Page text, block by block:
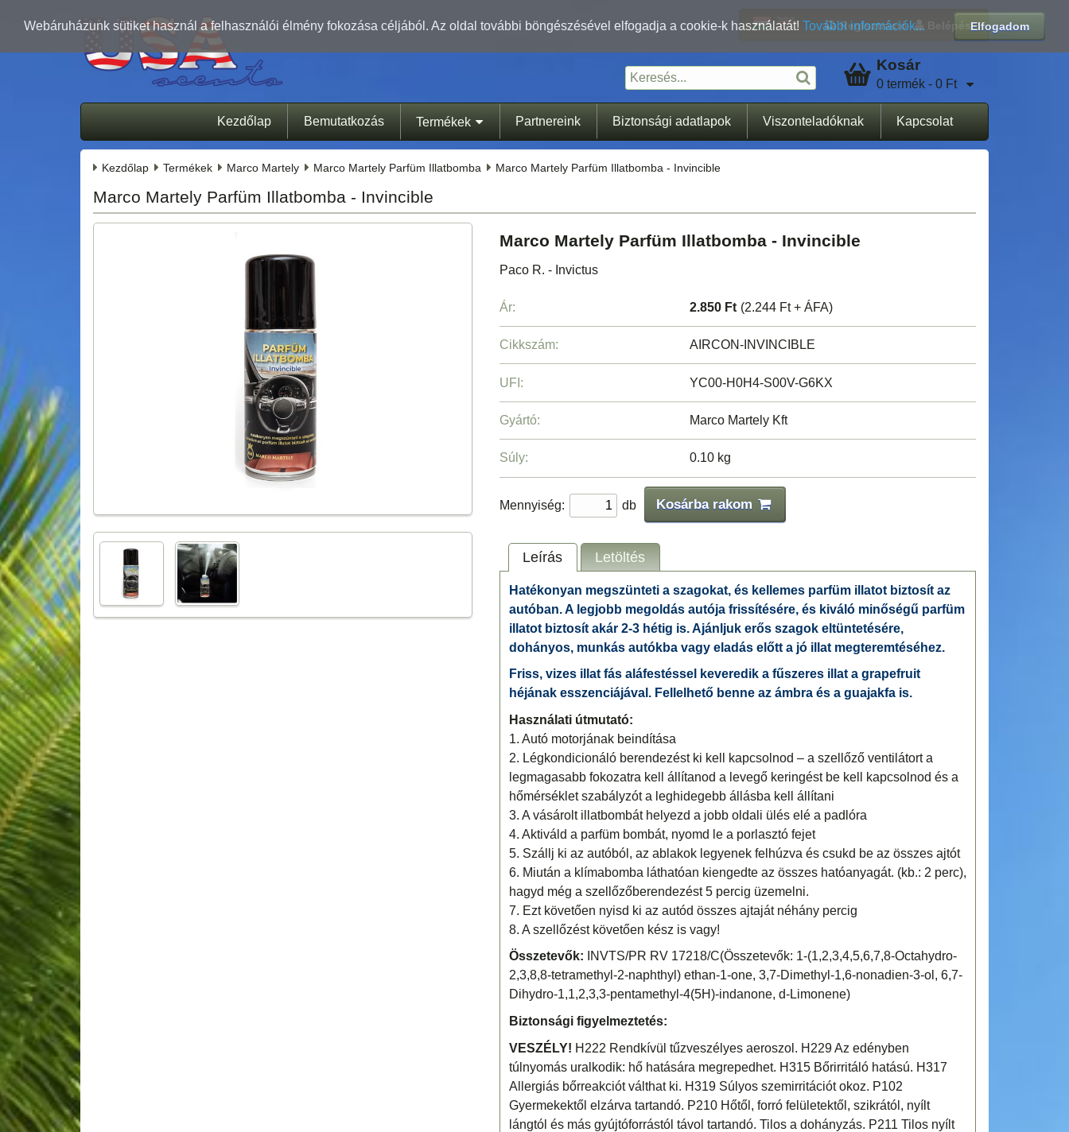
Elfogadom
Webáruházunk sütiket használ a felhasználói élmény fokozása céljából. Az oldal további böngészésével elfogadja a cookie-k használatát! További információk...
Regisztráció Belépés
Kosár
0 termék - 0 Ft
Kezdőlap Bemutatkozás Termékek Partnereink Biztonsági adatlapok Viszonteladóknak Kapcsolat
Kezdőlap Termékek Marco Martely Marco Martely Parfüm Illatbomba Marco Martely Parfüm Illatbomba - Invincible
Marco Martely Parfüm Illatbomba - Invincible
Marco Martely Parfüm Illatbomba - Invincible
Paco R. - Invictus
Ár: 2.850 Ft (2.244 Ft + ÁFA)
Cikkszám: AIRCON-INVINCIBLE
UFI: YC00-H0H4-S00V-G6KX
Gyártó: Marco Martely Kft
Súly: 0.10 kg
Mennyiség: db Kosárba rakom
Leírás Letöltés
Hatékonyan megszünteti a szagokat, és kellemes parfüm illatot biztosít az
autóban. A legjobb megoldás autója frissítésére, és kiváló minőségű parfüm
illatot biztosít akár 2-3 hétig is. Ajánljuk erős szagok eltüntetésére,
dohányos, munkás autókba vagy eladás előtt a jó illat megteremtéséhez.
Friss, vizes illat fás aláfestéssel keveredik a fűszeres illat a grapefruit
héjának esszenciájával. Fellelhető benne az ámbra és a guajakfa is.
Használati útmutató:
1. Autó motorjának beindítása
2. Légkondicionáló berendezést ki kell kapcsolnod – a szellőző ventilátort a
legmagasabb fokozatra kell állítanod a levegő keringést be kell kapcsolnod és a
hőmérséklet szabályzót a leghidegebb állásba kell állítani
3. A vásárolt illatbombát helyezd a jobb oldali ülés elé a padlóra
4. Aktiváld a parfüm bombát, nyomd le a porlasztó fejet
5. Szállj ki az autóból, az ablakok legyenek felhúzva és csukd be az összes ajtót
6. Miután a klímabomba láthatóan kiengedte az összes hatóanyagát. (kb.: 2 perc),
hagyd még a szellőzőberendezést 5 percig üzemelni.
7. Ezt követően nyisd ki az autód összes ajtaját néhány percig
8. A szellőzést követően kész is vagy!
Összetevők:
INVTS/PR RV 17218/C(Összetevők: 1-(1,2,3,4,5,6,7,8-Octahydro-
2,3,8,8-tetramethyl-2-naphthyl) ethan-1-one, 3,7-Dimethyl-1,6-nonadien-3-ol, 6,7-
Dihydro-1,1,2,3,3-pentamethyl-4(5H)-indanone, d-Limonene)
Biztonsági figyelmeztetés:
VESZÉLY! H222 Rendkívül tűzveszélyes aeroszol. H229 Az edényben
túlnyomás uralkodik: hő hatására megrepedhet. H315 Bőrirritáló hatású. H317
Allergiás bőrreakciót válthat ki. H319 Súlyos szemirritációt okoz. P102
Gyermekektől elzárva tartandó. P210 Hőtől, forró felületektől, szikrától, nyílt
lángtól és más gyújtóforrástól távol tartandó. Tilos a dohányzás. P211 Tilos nyílt